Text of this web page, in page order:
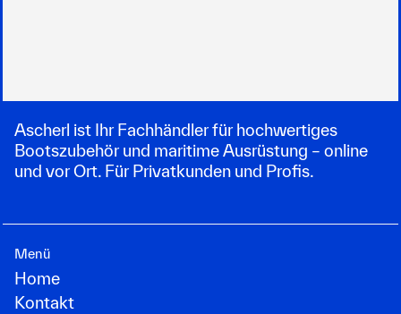
Ascherl ist Ihr Fachhändler für hochwertiges
Bootszubehör und maritime Ausrüstung – online
und vor Ort. Für Privatkunden und Profis.
Menü
Home
Kontakt